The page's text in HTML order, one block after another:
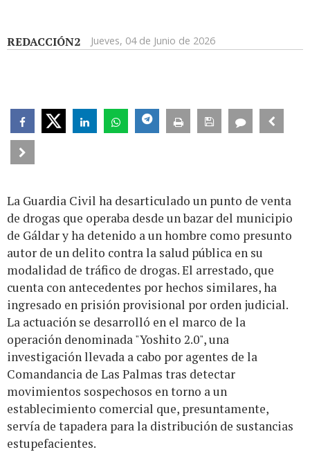
REDACCIÓN2 Jueves, 04 de Junio de 2026
La Guardia Civil ha desarticulado un punto de venta
de drogas que operaba desde un bazar del municipio
de Gáldar y ha detenido a un hombre como presunto
autor de un delito contra la salud pública en su
modalidad de tráfico de drogas. El arrestado, que
cuenta con antecedentes por hechos similares, ha
ingresado en prisión provisional por orden judicial.
La actuación se desarrolló en el marco de la
operación denominada "Yoshito 2.0", una
investigación llevada a cabo por agentes de la
Comandancia de Las Palmas tras detectar
movimientos sospechosos en torno a un
establecimiento comercial que, presuntamente,
servía de tapadera para la distribución de sustancias
estupefacientes.